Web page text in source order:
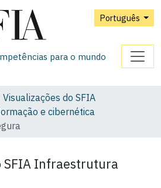
Português
para o mundo
Visualizações do SFIA
e cibernética
Infraestrutura